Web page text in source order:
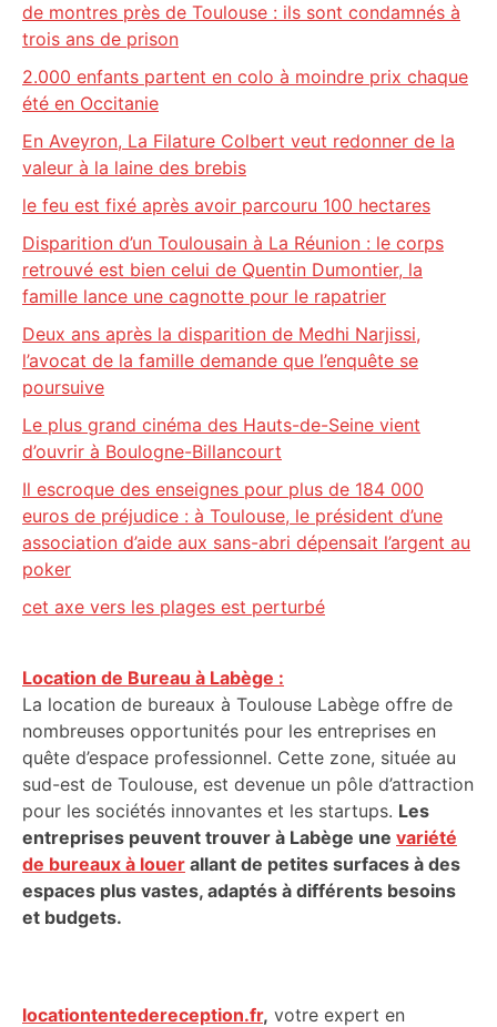
de montres près de Toulouse : ils sont condamnés à
trois ans de prison
2.000 enfants partent en colo à moindre prix chaque
été en Occitanie
En Aveyron, La Filature Colbert veut redonner de la
valeur à la laine des brebis
le feu est fixé après avoir parcouru 100 hectares
Disparition d’un Toulousain à La Réunion : le corps
retrouvé est bien celui de Quentin Dumontier, la
famille lance une cagnotte pour le rapatrier
Deux ans après la disparition de Medhi Narjissi,
l’avocat de la famille demande que l’enquête se
poursuive
Le plus grand cinéma des Hauts-de-Seine vient
d’ouvrir à Boulogne-Billancourt
Il escroque des enseignes pour plus de 184 000
euros de préjudice : à Toulouse, le président d’une
association d’aide aux sans-abri dépensait l’argent au
poker
cet axe vers les plages est perturbé
Location de Bureau à Labège :
La location de bureaux à Toulouse Labège offre de
nombreuses opportunités pour les entreprises en
quête d’espace professionnel. Cette zone, située au
sud-est de Toulouse, est devenue un pôle d’attraction
pour les sociétés innovantes et les startups. Les
entreprises peuvent trouver à Labège une variété
de bureaux à louer allant de petites surfaces à des
espaces plus vastes, adaptés à différents besoins
et budgets.
locationtentedereception.fr, votre expert en